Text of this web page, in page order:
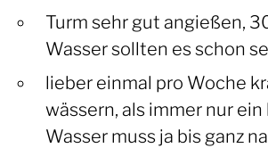
Turm sehr gut angießen,
Wasser sollten es schon
lieber einmal pro Woche
wässern, als immer nur ein
Wasser muss ja bis ganz